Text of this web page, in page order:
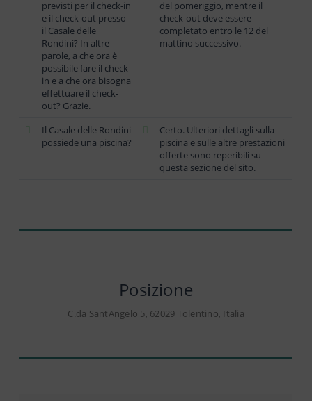
previsti per il check-in
e il check-out presso
il Casale delle
Rondini? In altre
parole, a che ora è
possibile fare il check-
in e a che ora bisogna
effettuare il check-
out? Grazie.
del pomeriggio, mentre il
check-out deve essere
completato entro le 12 del
mattino successivo.
Il Casale delle Rondini
possiede una piscina?
Certo. Ulteriori dettagli sulla
piscina e sulle altre prestazioni
offerte sono reperibili su
questa sezione del sito.
Posizione
C.da SantAngelo 5, 62029 Tolentino, Italia